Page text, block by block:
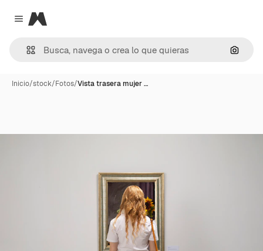
Close menu
Magnific
Inicio/stock/Fotos/Vista trasera mujer …